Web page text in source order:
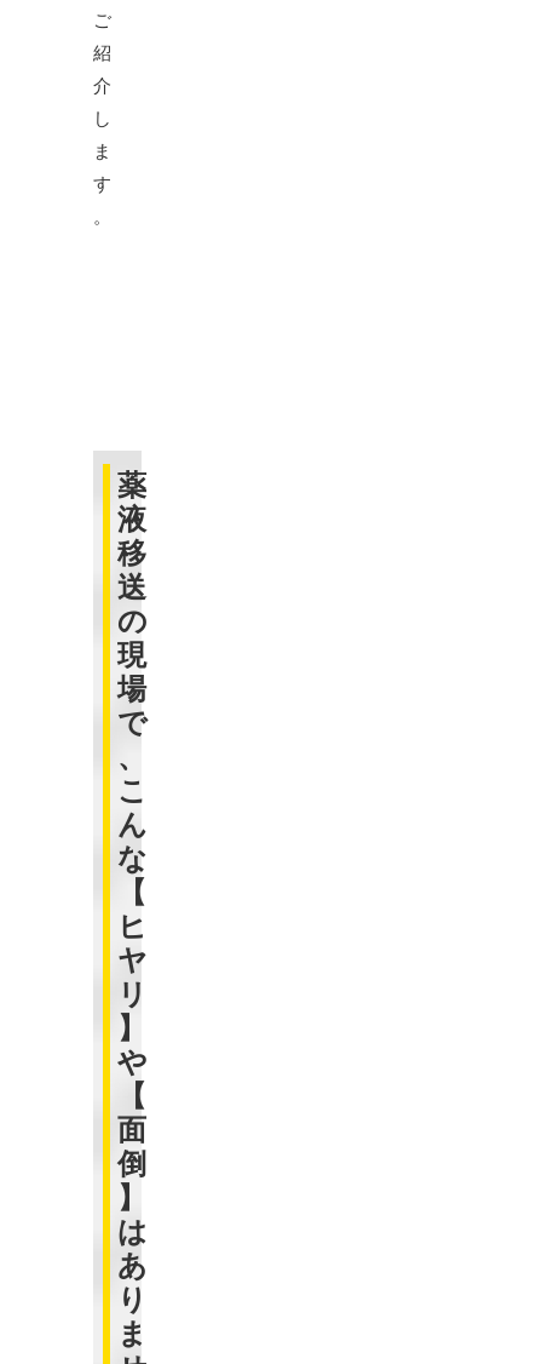
ご
紹
介
し
ま
す
。
薬
液
移
送
の
現
場
で
、
こ
ん
な
【
ヒ
ヤ
リ
】
や
【
面
倒
】
は
あ
り
ま